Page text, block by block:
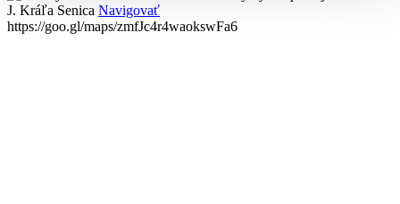
J. Kráľa Senica Navigovať
https://goo.gl/maps/zmfJc4r4waokswFa6